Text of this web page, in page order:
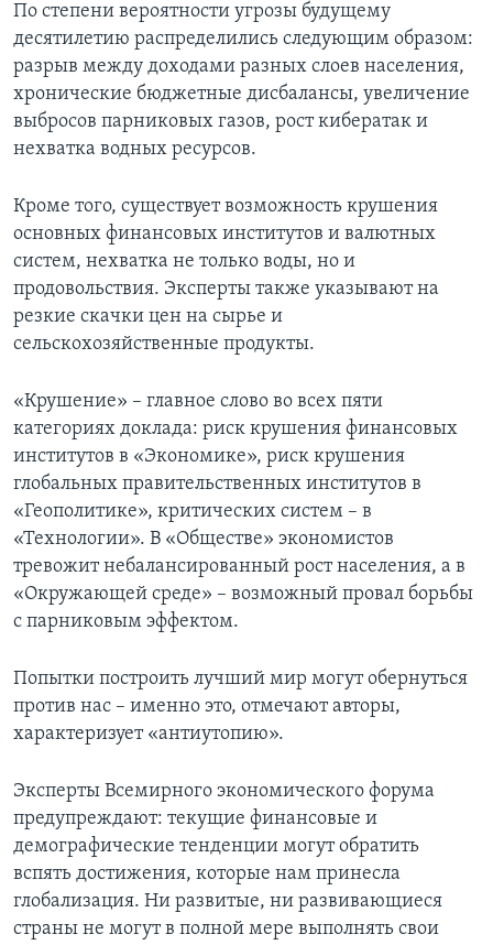
По степени вероятности угрозы будущему
десятилетию распределились следующим образом:
разрыв между доходами разных слоев населения,
хронические бюджетные дисбалансы, увеличение
выбросов парниковых газов, рост кибератак и
нехватка водных ресурсов.
Кроме того, существует возможность крушения
основных финансовых институтов и валютных
систем, нехватка не только воды, но и
продовольствия. Эксперты также указывают на
резкие скачки цен на сырье и
сельскохозяйственные продукты.
«Крушение» – главное слово во всех пяти
категориях доклада: риск крушения финансовых
институтов в «Экономике», риск крушения
глобальных правительственных институтов в
«Геополитике», критических систем – в
«Технологии». В «Обществе» экономистов
тревожит небалансированный рост населения, а в
«Окружающей среде» – возможный провал борьбы
с парниковым эффектом.
Попытки построить лучший мир могут обернуться
против нас – именно это, отмечают авторы,
характеризует «антиутопию».
Эксперты Всемирного экономического форума
предупреждают: текущие финансовые и
демографические тенденции могут обратить
вспять достижения, которые нам принесла
глобализация. Ни развитые, ни развивающиеся
страны не могут в полной мере выполнять свои